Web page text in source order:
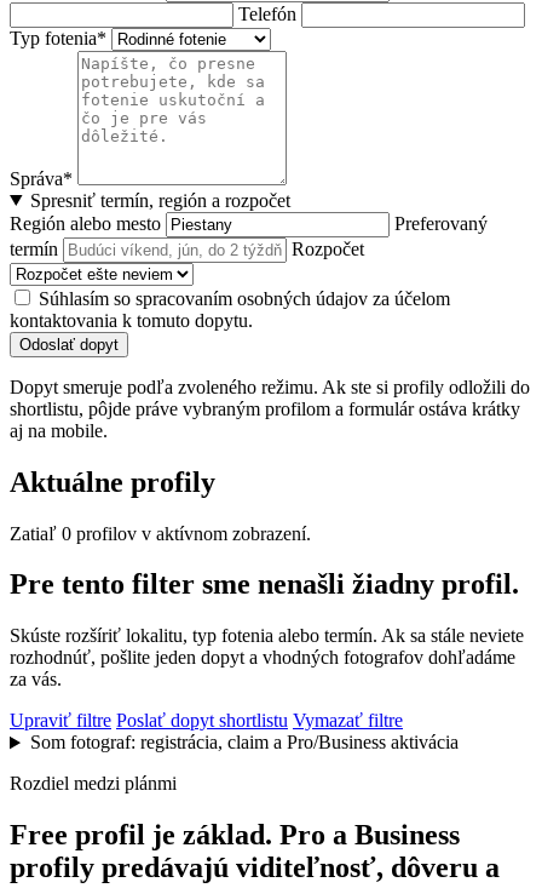
Telefón
Typ fotenia*
Správa*
Spresniť termín, región a rozpočet
Región alebo mesto
Preferovaný
termín
Rozpočet
Súhlasím so spracovaním osobných údajov za účelom
kontaktovania k tomuto dopytu.
Odoslať dopyt
Dopyt smeruje podľa zvoleného režimu. Ak ste si profily odložili do
shortlistu, pôjde práve vybraným profilom a formulár ostáva krátky
aj na mobile.
Aktuálne profily
Zatiaľ 0 profilov v aktívnom zobrazení.
Pre tento filter sme nenašli žiadny profil.
Skúste rozšíriť lokalitu, typ fotenia alebo termín. Ak sa stále neviete
rozhodnúť, pošlite jeden dopyt a vhodných fotografov dohľadáme
za vás.
Upraviť filtre Poslať dopyt shortlistu Vymazať filtre
Som fotograf: registrácia, claim a Pro/Business aktivácia
Rozdiel medzi plánmi
Free profil je základ. Pro a Business
profily predávajú viditeľnosť, dôveru a